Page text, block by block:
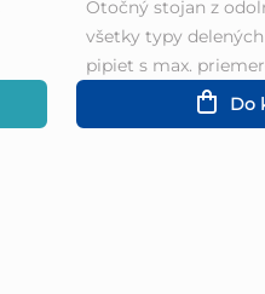
Do
Otočný stojan z
všetky typy
pipiet s max.